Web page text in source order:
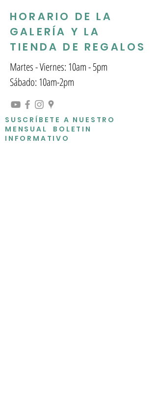
HORARIO DE LA
GALERÍA Y LA
TIENDA DE REGALOS
Martes - Viernes: 10am - 5pm
Sábado: 10am-2pm
SUSCRÍBETE A NUESTRO
MENSUAL BOLETIN
INFORMATIVO